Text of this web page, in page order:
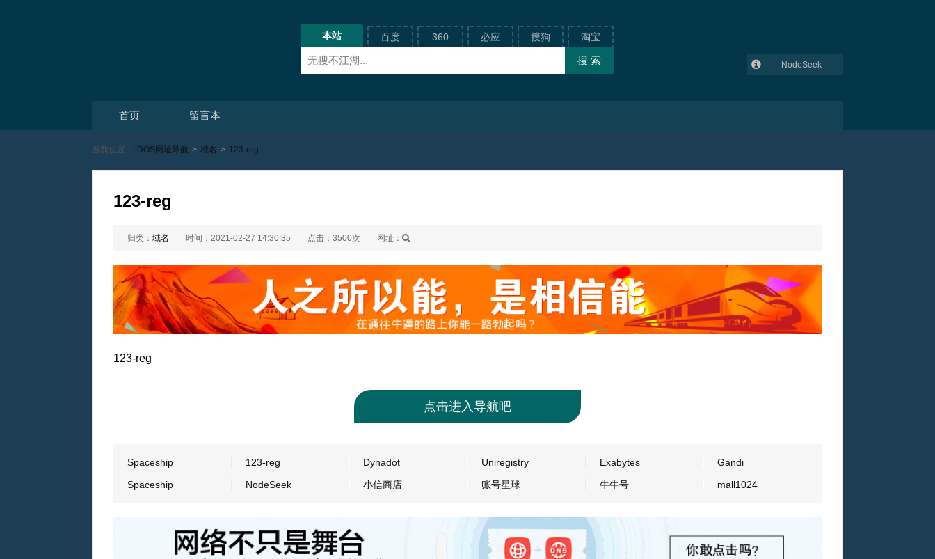
本站 百度 360 必应 搜狗 淘宝
NodeSeek
全球主机交流论坛
首页 留言本
当前位置： DOS网址导航 > 域名 > 123-reg
123-reg
归类： 域名 时间：2021-02-27 14:30:35 点击：3500次 网址：
123-reg
点击进入导航吧
Spaceship 123-reg Dynadot Uniregistry Exabytes
Gandi
Spaceship
NodeSeek 小信商店 账号星球 牛牛号 mall1024